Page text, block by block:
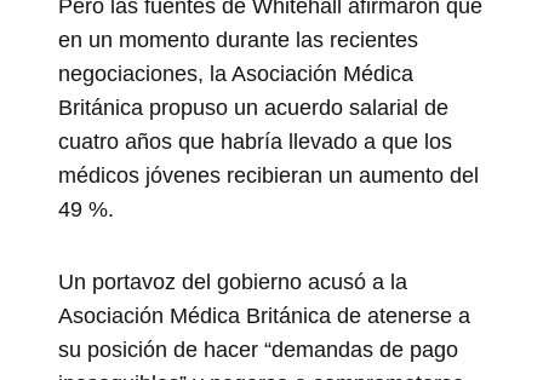
Pero las fuentes de Whitehall afirmaron que
en un momento durante las recientes
negociaciones, la Asociación Médica
Británica propuso un acuerdo salarial de
cuatro años que habría llevado a que los
médicos jóvenes recibieran un aumento del
49 %.
Un portavoz del gobierno acusó a la
Asociación Médica Británica de atenerse a
su posición de hacer “demandas de pago